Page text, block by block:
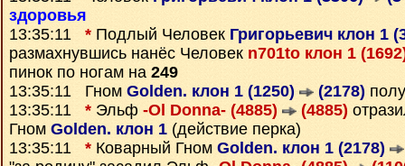
здоровья
13:35:11 * Подлый Человек Григорьевич клон 1
размахнувшись нанёс Человек n701to клон 1
пинок по ногам на 249
13:35:11 Гном Golden. клон 1 (1250) (2178)
13:35:11 * Эльф -Ol Donna- (4885) (4885)
Гном Golden. клон 1 (действие перка)
13:35:11 * Коварный Гном Golden. клон 1 (2178)